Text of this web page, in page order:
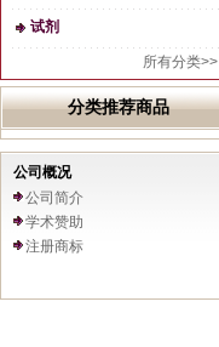
试剂
所有分类>>
分类推荐商品
公司概况
公司简介
学术赞助
注册商标